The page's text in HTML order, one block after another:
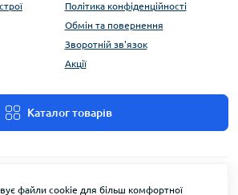
Політика конфіденційності
Обмін та повернення
Зворотній зв'язок
Акції
Каталог товарів
файли cookie для більш комфортної